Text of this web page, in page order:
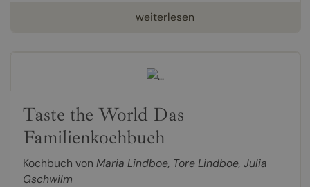
weiterlesen
Taste the World Das
Familienkochbuch
Kochbuch von Maria Lindboe, Tore Lindboe, Julia
Gschwilm